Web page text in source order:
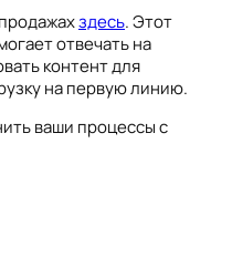
здесь. Этот
отвечать на
контент для
на первую линию.
ваши процессы с